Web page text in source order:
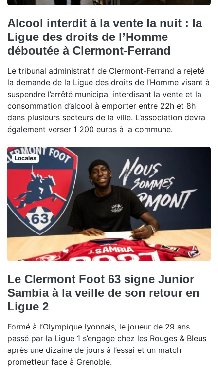
Alcool interdit à la vente la nuit : la
Ligue des droits de l’Homme
déboutée à Clermont-Ferrand
Le tribunal administratif de Clermont-Ferrand a rejeté
la demande de la Ligue des droits de l’Homme visant à
suspendre l’arrêté municipal interdisant la vente et la
consommation d’alcool à emporter entre 22h et 8h
dans plusieurs secteurs de la ville. L’association devra
également verser 1 200 euros à la commune.
Locales
Le Clermont Foot 63 signe Junior
Sambia à la veille de son retour en
Ligue 2
Formé à l’Olympique lyonnais, le joueur de 29 ans
passé par la Ligue 1 s’engage chez les Rouges & Bleus
après une dizaine de jours à l’essai et un match
prometteur face à Grenoble.